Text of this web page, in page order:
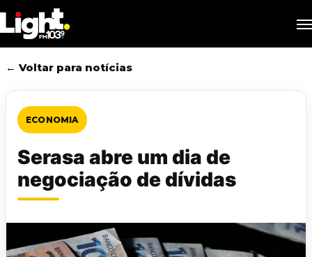
to
main
content
← Voltar para notícias
ECONOMIA
Serasa abre um dia de
negociação de dívidas